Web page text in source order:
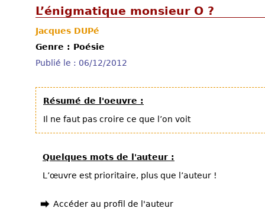
L’énigmatique monsieur O ?
Jacques DUPé
Genre : Poésie
Publié le : 06/12/2012
Résumé de l'oeuvre :
Il ne faut pas croire ce que l’on voit
Quelques mots de l'auteur :
L’œuvre est prioritaire, plus que l’auteur !
Accéder au profil de l'auteur